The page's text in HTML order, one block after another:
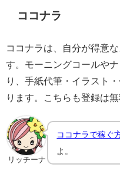
ココナラ
ココナラは、自分が得意
す。モーニングコールや
り、手紙代筆・イラスト
ります。こちらも登録は無
リッチーナ
ココナラで稼ぐ
よ。